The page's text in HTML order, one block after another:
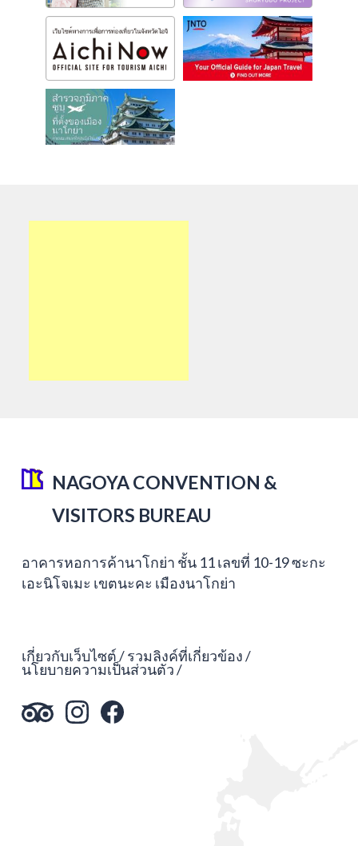
NAGOYA CONVENTION &
VISITORS BUREAU
อาคารหอการค้านาโกย่า ชั้น 11 เลขที่ 10-19 ซะกะ
เอะนิโจเมะ เขตนะคะ เมืองนาโกย่า
เกี่ยวกับเว็บไซต์ รวมลิงค์ที่เกี่ยวข้อง
นโยบายความเป็นส่วนตัว